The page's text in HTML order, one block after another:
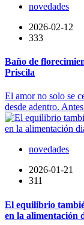
novedades
2026-02-12
333
Baño de
Priscila
El amor no solo se
desde adentro.
novedades
2026-01-21
311
El equilibrio
en la alimentación